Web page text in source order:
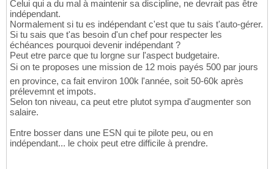
Celui qui a du mal à maintenir sa discipline, ne devrait pas être
indépendant.
Normalement si tu es indépendant c'est que tu sais t'auto-gérer.
Si tu sais que t'as besoin d'un chef pour respecter les
échéances pourquoi devenir indépendant ?
Peut etre parce que tu lorgne sur l'aspect budgetaire.
Si on te proposes une mission de 12 mois payés 500 par jours
en province, ca fait environ 100k l'année, soit 50-60k après
prélevemnt et impots.
Selon ton niveau, ca peut etre plutot sympa d'augmenter son
salaire.
Entre bosser dans une ESN qui te pilote peu, ou en
indépendant... le choix peut etre difficile à prendre.